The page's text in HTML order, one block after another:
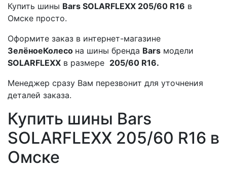
Купить шины Bars SOLARFLEXX 205/60 R16 в
Омске просто.
Оформите заказ в интернет-магазине
ЗелёноеКолесо на шины бренда Bars модели
SOLARFLEXX в размере 205/60 R16.
Менеджер сразу Вам перезвонит для уточнения
деталей заказа.
Купить шины Bars
SOLARFLEXX 205/60 R16 в
Омске